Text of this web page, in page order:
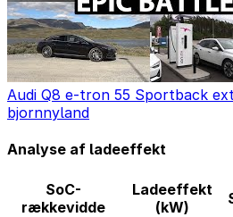
Audi Q8 e-tron 55 Sportback
bjornnyland
Analyse af ladeeffekt
SoC-
rækkevidde
Ladeeffekt
(kW)